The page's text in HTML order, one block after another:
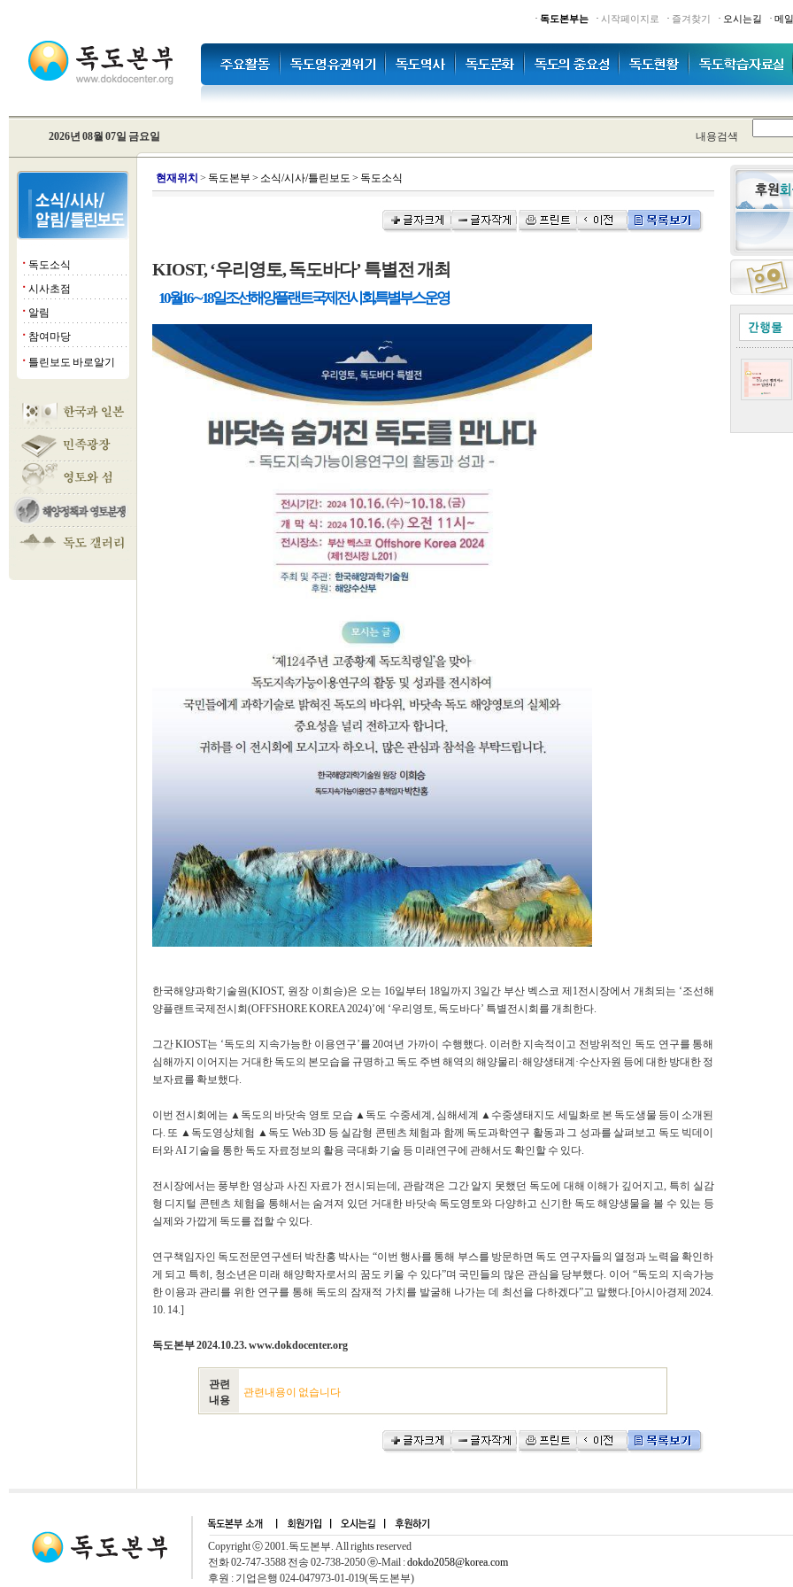
· 독도본부는 · 시작페이지로 · 즐겨찾기 · 오시는길 · 메
2026년 08월 07일 금요일 내용검색
■ 독도소식
■ 시사초점
■ 알림
■ 참여마당
■ 틀린보도 바로알기
현재위치 > 독도본부 > 소식/시사/틀린보도 > 독도소식
KIOST, ‘우리영토, 독도바다’ 특별전 개최
10월16∼18일 조선해양플랜트국제전시회, 특별부스 운영
한국해양과학기술원(KIOST, 원장 이희승)은 오는 16일부터 18일까지 3일간 부산 벡스코 제1전시장에서 개최되는 ‘조선해
양플랜트국제전시회(OFFSHORE KOREA 2024)’에 ‘우리영토, 독도바다’ 특별전시회를 개최한다.
그간 KIOST는 ‘독도의 지속가능한 이용연구’를 20여년 가까이 수행했다. 이러한 지속적이고 전방위적인 독도 연구를 통해
심해까지 이어지는 거대한 독도의 본모습을 규명하고 독도 주변 해역의 해양물리·해양생태계·수산자원 등에 대한 방대한 정
보자료를 확보했다.
이번 전시회에는 ▲독도의 바닷속 영토 모습 ▲독도 수중세계, 심해세계 ▲수중생태지도 세밀화로 본 독도생물 등이 소개된
다. 또 ▲독도영상체험 ▲독도 Web 3D 등 실감형 콘텐츠 체험과 함께 독도과학연구 활동과 그 성과를 살펴보고 독도 빅데이
터와 AI 기술을 통한 독도 자료정보의 활용 극대화 기술 등 미래연구에 관해서도 확인할 수 있다.
전시장에서는 풍부한 영상과 사진 자료가 전시되는데, 관람객은 그간 알지 못했던 독도에 대해 이해가 깊어지고, 특히 실감
형 디지털 콘텐츠 체험을 통해서는 숨겨져 있던 거대한 바닷속 독도영토와 다양하고 신기한 독도 해양생물을 볼 수 있는 등
실제와 가깝게 독도를 접할 수 있다.
연구책임자인 독도전문연구센터 박찬홍 박사는 “이번 행사를 통해 부스를 방문하면 독도 연구자들의 열정과 노력을 확인하
게 되고 특히, 청소년은 미래 해양학자로서의 꿈도 키울 수 있다”며 국민들의 많은 관심을 당부했다. 이어 “독도의 지속가능
한 이용과 관리를 위한 연구를 통해 독도의 잠재적 가치를 발굴해 나가는 데 최선을 다하겠다”고 말했다.[아시아경제 2024.
10. 14.]
독도본부 2024.10.23. www.dokdocenter.org
관련
내용
관련내용이 없습니다
Copyright ⓒ 2001.독도본부. All rights reserved
전화 02-747-3588 전송 02-738-2050 ⓔ-Mail :dokdo2058@korea.com
후원 : 기업은행 024-047973-01-019(독도본부)